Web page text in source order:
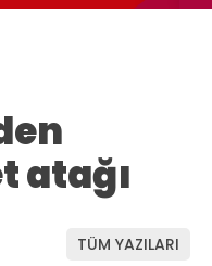
çekti
atağı
TÜM YAZILARI